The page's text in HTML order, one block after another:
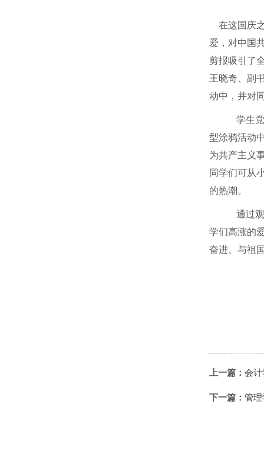
在这国庆
爱，对中国
剪报吸引了
王晓奇、副
动中，并对
学生党
型涂鸦活动
为共产主义
同学们可从
的热潮。
通过观
学们高涨的
奋进、与祖
上一篇： 会
下一篇： 管